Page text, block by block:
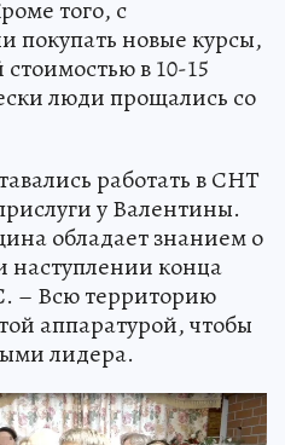
того, с
покупать новые курсы,
в 10-15
люди прощались со
работать в СНТ
у Валентины.
обладает знанием о
наступлении конца
– Всю территорию
аппаратурой, чтобы
лидера.